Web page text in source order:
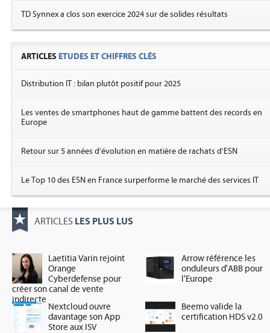
TD Synnex a clos son exercice 2024 sur de solides résultats
ARTICLES ETUDES ET CHIFFRES CLÉS
Distribution IT : bilan plutôt positif pour 2025
Les ventes de smartphones haut de gamme battent des records en
Europe
Retour sur 5 années d'évolution en matière de rachats d'ESN
Le Top 10 des ESN en France surperforme le marché des services IT
ARTICLES LES PLUS LUS
Laetitia Varin rejoint
Orange
Cyberdefense pour
créer son canal de vente
indirecte
Arrow référence les
onduleurs d'ABB pour
l'Europe
Nextcloud ouvre
davantage son App
Store aux ISV
Beemo valide la
certification HDS v2.0